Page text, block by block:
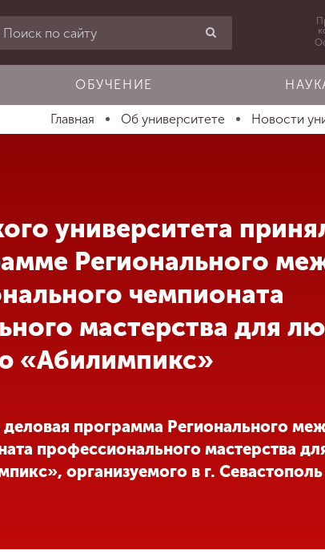
ОБУЧЕНИЕ
Главная Об университете Новости
университета
Регионального
чемпионата
мастерства для
«Абилимпикс»
деловая программа Регионального
профессионального мастерства
организуемого в г.